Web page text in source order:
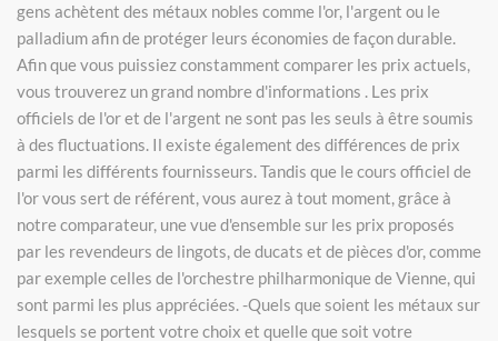
gens achètent des métaux nobles comme l'or, l'argent ou le
palladium afin de protéger leurs économies de façon durable.
Afin que vous puissiez constamment comparer les prix actuels,
vous trouverez un grand nombre d'informations . Les prix
officiels de l'or et de l'argent ne sont pas les seuls à être soumis
à des fluctuations. Il existe également des différences de prix
parmi les différents fournisseurs. Tandis que le cours officiel de
l'or vous sert de référent, vous aurez à tout moment, grâce à
notre comparateur, une vue d'ensemble sur les prix proposés
par les revendeurs de lingots, de ducats et de pièces d'or, comme
par exemple celles de l'orchestre philharmonique de Vienne, qui
sont parmi les plus appréciées. -Quels que soient les métaux sur
lesquels se portent votre choix et quelle que soit votre